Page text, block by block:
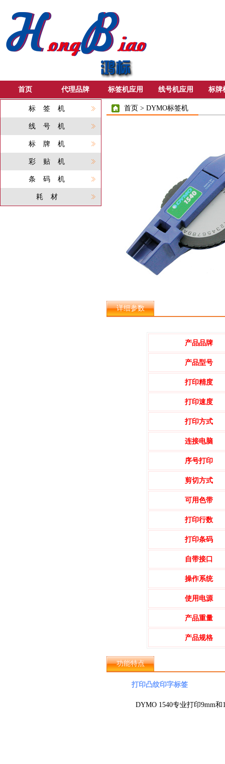
首页 代理品牌 标签机应用 线号机应用 标牌
标签机
线号机
标牌机
彩贴机
条码机
耗材
首页 > DYMO标签机
详细参数
产品品牌
产品型号
打印精度
打印速度
打印方式
连接电脑
序号打印
剪切方式
可用色带
打印行数
打印条码
自带接口
操作系统
使用电源
产品重量
产品规格
功能特点
打印凸纹印字标签
DYMO 1540专业打印9mm